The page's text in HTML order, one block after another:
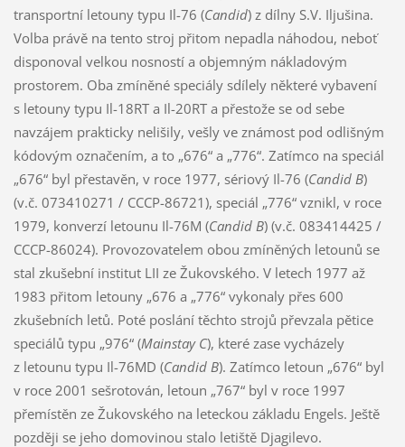
transportní letouny typu Il-76 (Candid) z dílny S.V. Iljušina.
Volba právě na tento stroj přitom nepadla náhodou, neboť
disponoval velkou nosností a objemným nákladovým
prostorem. Oba zmíněné speciály sdílely některé vybavení
s letouny typu Il-18RT a Il-20RT a přestože se od sebe
navzájem prakticky nelišily, vešly ve známost pod odlišným
kódovým označením, a to „676“ a „776“. Zatímco na speciál
„676“ byl přestavěn, v roce 1977, sériový Il-76 (Candid B)
(v.č. 073410271 / CCCP-86721), speciál „776“ vznikl, v roce
1979, konverzí letounu Il-76M (Candid B) (v.č. 083414425 /
CCCP-86024). Provozovatelem obou zmíněných letounů se
stal zkušební institut LII ze Žukovského. V letech 1977 až
1983 přitom letouny „676 a „776“ vykonaly přes 600
zkušebních letů. Poté poslání těchto strojů převzala pětice
speciálů typu „976“ (Mainstay C), které zase vycházely
z letounu typu Il-76MD (Candid B). Zatímco letoun „676“ byl
v roce 2001 sešrotován, letoun „767“ byl v roce 1997
přemístěn ze Žukovského na leteckou základu Engels. Ještě
později se jeho domovinou stalo letiště Djagilevo.